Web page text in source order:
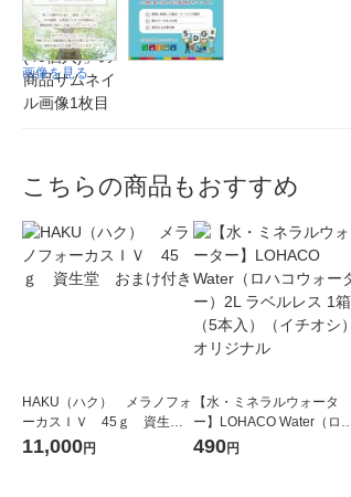
画像を見る
こちらの商品もおすすめ
HAKU（ハク） メラノフォ
ーカスＩＶ 45ｇ 資生
堂 おまけ付き
11,000円
【水・ミネラルウォータ
ー】LOHACO Water（ロハ
コウォーター）2L ラベルレ
490円